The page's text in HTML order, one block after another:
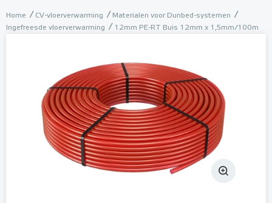
Home CV-vloerverwarming
Materialen voor Dunbed-systemen
Ingefreesde vloerverwarming
12mm PE-RT Buis 12mm x 1,5mm/100m